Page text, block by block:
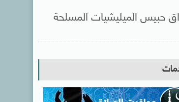
حبيس الميليشيات المسلحة